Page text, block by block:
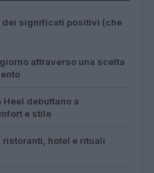
dei significati positivi (che
attraverso una scelta
Heel debuttano a
e stile
hotel e rituali